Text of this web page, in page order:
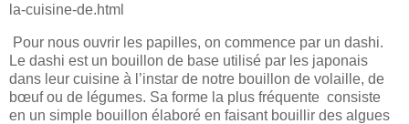
la-cuisine-de.html
Pour nous ouvrir les papilles, on commence par un dashi.
Le dashi est un bouillon de base utilisé par les japonais
dans leur cuisine à l’instar de notre bouillon de volaille, de
bœuf ou de légumes. Sa forme la plus fréquente consiste
en un simple bouillon élaboré en faisant bouillir des algues